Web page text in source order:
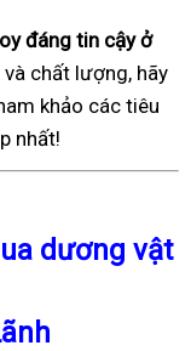
đáng tin cậy ở
chất lượng, hãy
khảo các tiêu
nhất!
dương vật